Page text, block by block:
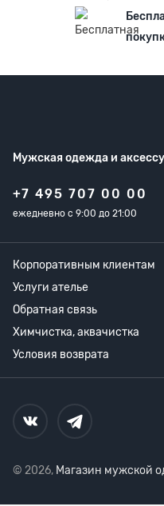
Мужская одежда и
+7 495 707 00 00
ежедневно с 9:00 до 21:00
Корпоративным клиентам
Услуги ателье
Обратная связь
Химчистка, аквачистка
Условия возврата
© 2026, Магазин мужской